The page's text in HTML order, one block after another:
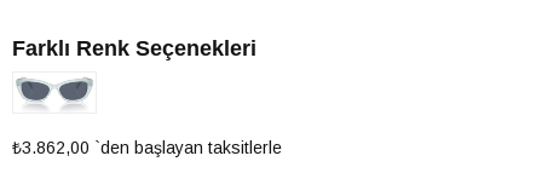
Farklı Renk Seçenekleri
₺3.862,00 `den başlayan taksitlerle